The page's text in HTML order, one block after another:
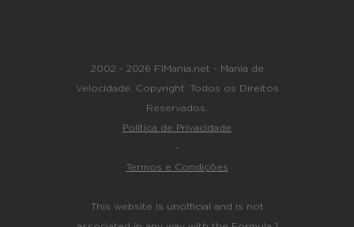
2002 - 2026 F1Mania.net - Mania de
Velocidade. Copyright. Todos os Direitos
Reservados.
Política de Privacidade
-
Termos e Condições
This website is unofficial and is not